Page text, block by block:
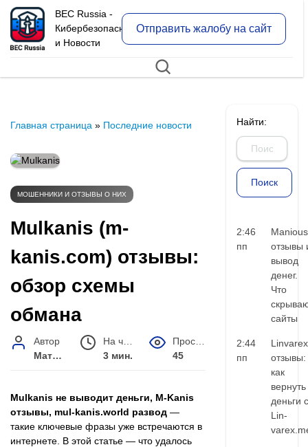
BEC Russia -
Кибербезопасность
и Новости
Отправить жалобу на сайт
Главная страница » Последние новости
МОШЕННИКИ И ОТЗЫВЫ О НИХ
Mulkanis (m-
kanis.com) отзывы:
обзор схемы
обмана
Автор
Матвей Иванов
3 мин.
45
Mulkanis не выводит деньги, M‑Kanis
отзывы, mul-kanis.world развод —
такие ключевые фразы уже встречаются в
интернете. В этой статье — что удалось
Найти:
2:46
пп
Manious
отзывы
вывод
денег.
Что
сайты
2:44
пп
Linvarex
отзывы:
как
вернуть
деньги с
Lin-